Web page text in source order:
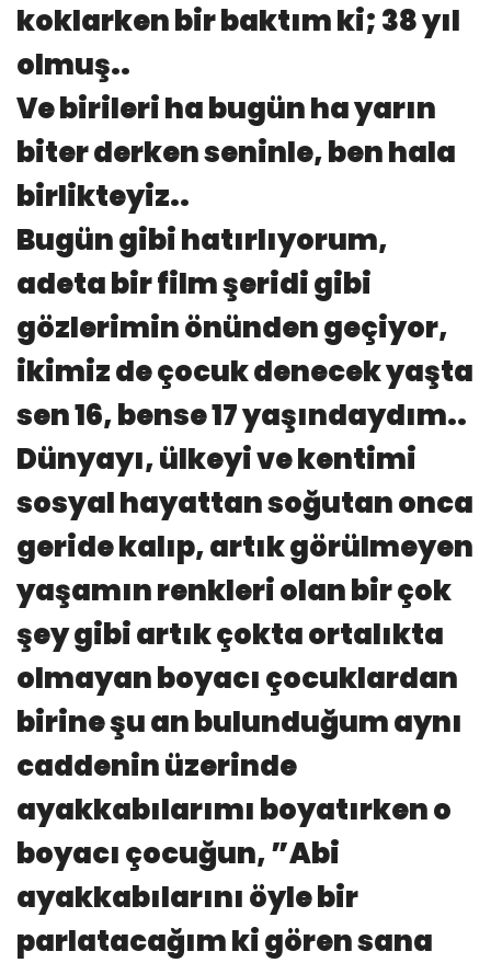
koklarken bir baktım ki; 38 yıl
olmuş..
Ve birileri ha bugün ha yarın
biter derken seninle, ben hala
birlikteyiz..
Bugün gibi hatırlıyorum,
adeta bir film şeridi gibi
gözlerimin önünden geçiyor,
ikimiz de çocuk denecek yaşta
sen 16, bense 17 yaşındaydım..
Dünyayı, ülkeyi ve kentimi
sosyal hayattan soğutan onca
geride kalıp, artık görülmeyen
yaşamın renkleri olan bir çok
şey gibi artık çokta ortalıkta
olmayan boyacı çocuklardan
birine şu an bulunduğum aynı
caddenin üzerinde
ayakkabılarımı boyatırken o
boyacı çocuğun, ”Abi
ayakkabılarını öyle bir
parlatacağım ki gören sana